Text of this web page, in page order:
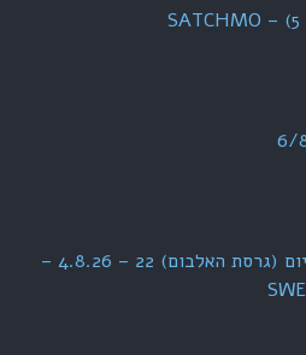
The Rest of מצעד היום (גרסת האלבום) 22 – 4.8.26 –